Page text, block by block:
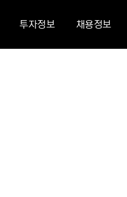
투자정보 채용정보